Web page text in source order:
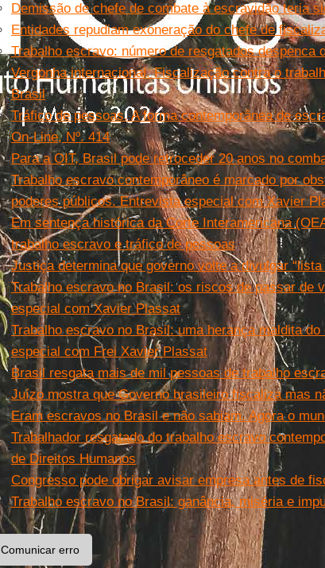
Demissão de chefe de combate à escravidão teria
Entidades repudiam exoneração do chefe de
Trabalho escravo: número de resgatados despenca
Vergonha internacional. Fiscalização contra o
Brasil
Tráfico de pessoas. A forma contemporânea de
On-Line, Nº. 414
Para a OIT, Brasil pode retroceder 20 anos no
Trabalho escravo contemporâneo é marcado por
poderes públicos. Entrevista especial com Xavier
Em sentença histórica da Corte Interamericana
trabalho escravo e tráfico de pessoas
Justiça determina que governo volte a divulgar
Trabalho escravo no Brasil: os riscos de passar de
especial com Xavier Plassat
Trabalho escravo no Brasil: uma herança maldita
especial com Frei Xavier Plassat
Brasil resgata mais de mil pessoas de trabalho
Juízo mostra que Governo brasileiro fiscaliza mas
Eram escravos no Brasil e não sabiam. Agora o
Trabalhador resgatado do trabalho escravo
de Direitos Humanos
Congresso pode obrigar avisar empresa antes de
Trabalho escravo no Brasil: ganância, miséria e
Comunicar erro